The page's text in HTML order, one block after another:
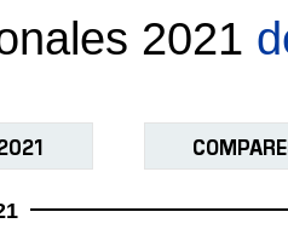
2021